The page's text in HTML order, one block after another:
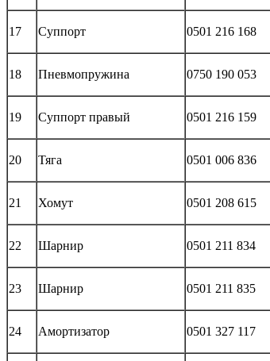
17 Суппорт 0501 216 168
18 Пневмопружина 0750 190 053
19 Суппорт правый 0501 216 159
20 Тяга 0501 006 836
21 Хомут 0501 208 615
22 Шарнир 0501 211 834
23 Шарнир 0501 211 835
24 Амортизатор 0501 327 117